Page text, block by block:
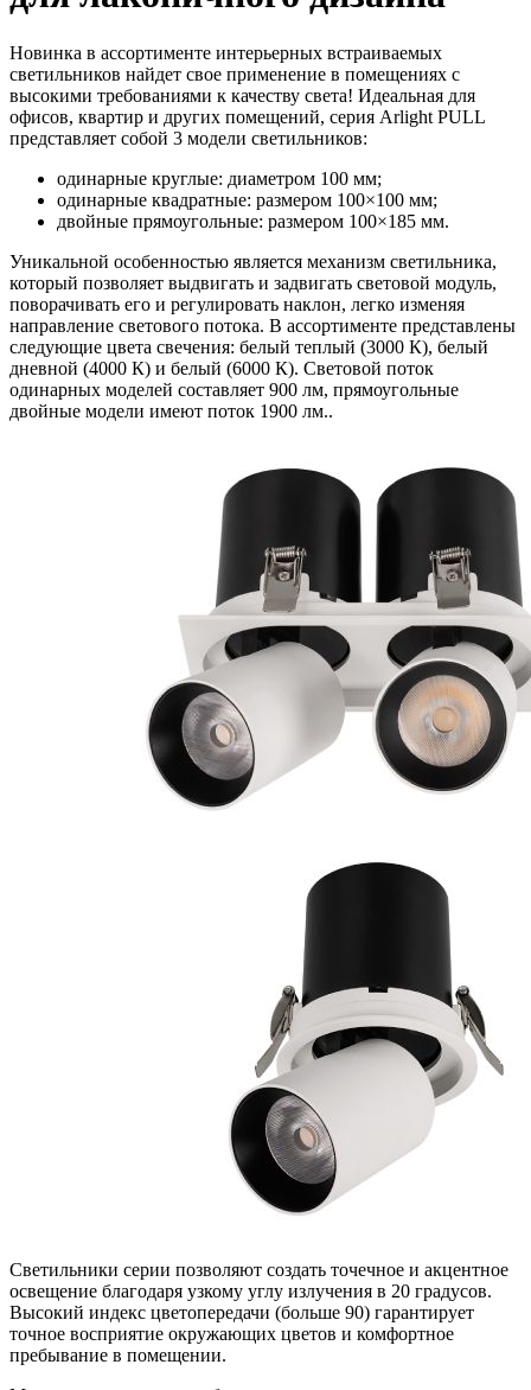
Новинка в ассортименте интерьерных встраиваемых
светильников найдет свое применение в помещениях с
высокими требованиями к качеству света! Идеальная для
офисов, квартир и других помещений, серия Arlight PULL
представляет собой 3 модели светильников:
одинарные круглые: диаметром 100 мм;
одинарные квадратные: размером 100×100 мм;
двойные прямоугольные: размером 100×185 мм.
Уникальной особенностью является механизм светильника,
который позволяет выдвигать и задвигать световой модуль,
поворачивать его и регулировать наклон, легко изменяя
направление светового потока. В ассортименте представлены
следующие цвета свечения: белый теплый (3000 К), белый
дневной (4000 К) и белый (6000 К). Световой поток
одинарных моделей составляет 900 лм, прямоугольные
двойные модели имеют поток 1900 лм..
Светильники серии позволяют создать точечное и акцентное
освещение благодаря узкому углу излучения в 20 градусов.
Высокий индекс цветопередачи (больше 90) гарантирует
точное восприятие окружающих цветов и комфортное
пребывание в помещении.